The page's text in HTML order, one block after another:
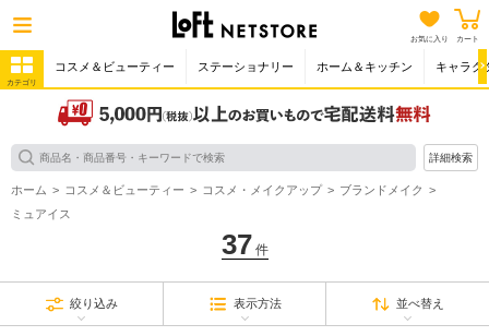
お気に入り カート
カテゴリ
コスメ＆ビューティー ステーショナリー ホーム＆キッチン キャラク
詳細検索
ホーム コスメ＆ビューティー コスメ・メイクアップ
ブランドメイク
ミュアイス
37 件
絞り込み 表示方法 並べ替え